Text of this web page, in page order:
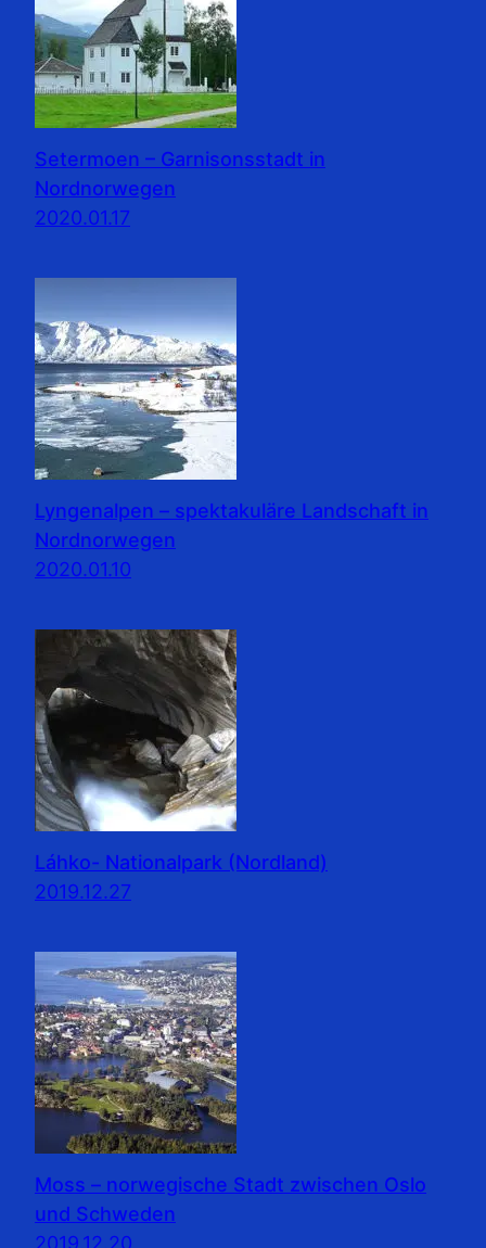
Setermoen – Garnisonsstadt in
Nordnorwegen
2020.01.17
Lyngenalpen – spektakuläre Landschaft in
Nordnorwegen
2020.01.10
Láhko- Nationalpark (Nordland)
2019.12.27
Moss – norwegische Stadt zwischen Oslo
und Schweden